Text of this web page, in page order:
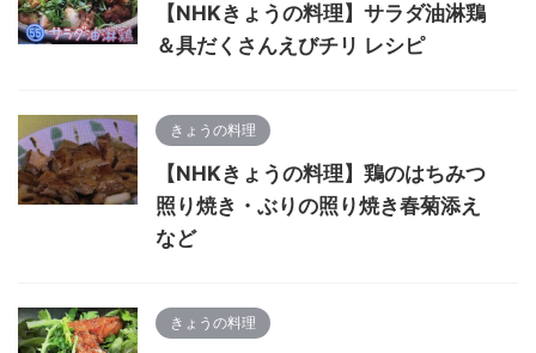
【NHKきょうの料理】サラダ油淋鶏
＆具だくさんえびチリ レシピ
きょうの料理
【NHKきょうの料理】鶏のはちみつ
照り焼き・ぶりの照り焼き春菊添え
など
きょうの料理